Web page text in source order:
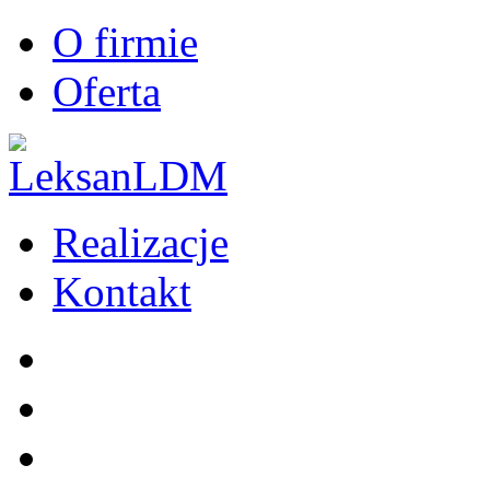
O firmie
Oferta
Realizacje
Kontakt